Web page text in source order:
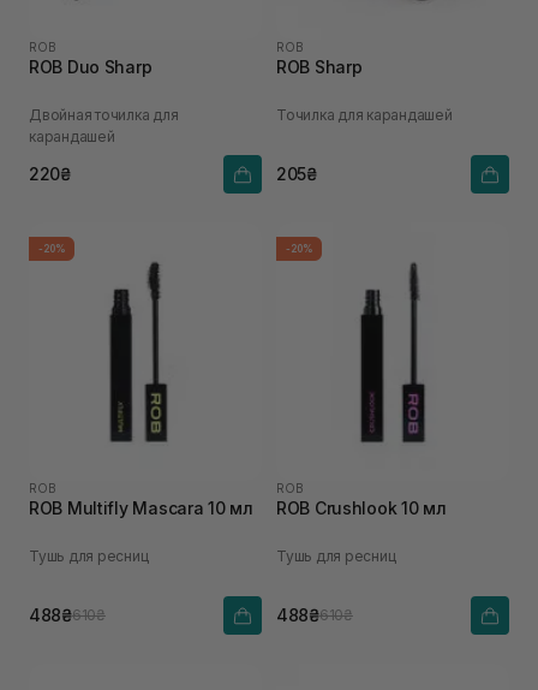
ROB
ROB Duo Sharp
Двойная точилка для
карандашей
220₴
ROB
ROB Sharp
Точилка для карандашей
205₴
-20%
ROB
ROB Multifly Mascara 10 мл
Тушь для ресниц
488₴610₴
-20%
ROB
ROB Crushlook 10 мл
Тушь для ресниц
488₴610₴